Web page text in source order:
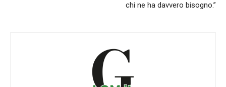
chi ne ha davvero bisogno.”